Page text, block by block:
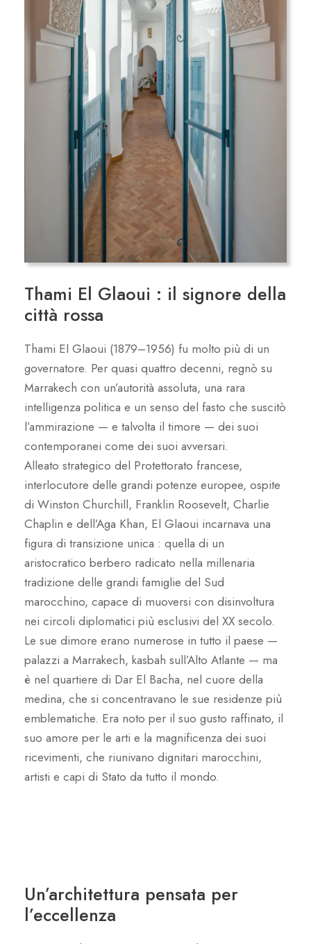
Thami El Glaoui : il signore della
città rossa
Thami El Glaoui (1879–1956) fu molto più di un
governatore. Per quasi quattro decenni, regnò su
Marrakech con un’autorità assoluta, una rara
intelligenza politica e un senso del fasto che suscitò
l’ammirazione — e talvolta il timore — dei suoi
contemporanei come dei suoi avversari.
Alleato strategico del Protettorato francese,
interlocutore delle grandi potenze europee, ospite
di Winston Churchill, Franklin Roosevelt, Charlie
Chaplin e dell’Aga Khan, El Glaoui incarnava una
figura di transizione unica : quella di un
aristocratico berbero radicato nella millenaria
tradizione delle grandi famiglie del Sud
marocchino, capace di muoversi con disinvoltura
nei circoli diplomatici più esclusivi del XX secolo.
Le sue dimore erano numerose in tutto il paese —
palazzi a Marrakech, kasbah sull’Alto Atlante — ma
è nel quartiere di Dar El Bacha, nel cuore della
medina, che si concentravano le sue residenze più
emblematiche. Era noto per il suo gusto raffinato, il
suo amore per le arti e la magnificenza dei suoi
ricevimenti, che riunivano dignitari marocchini,
artisti e capi di Stato da tutto il mondo.
Un’architettura pensata per
l’eccellenza